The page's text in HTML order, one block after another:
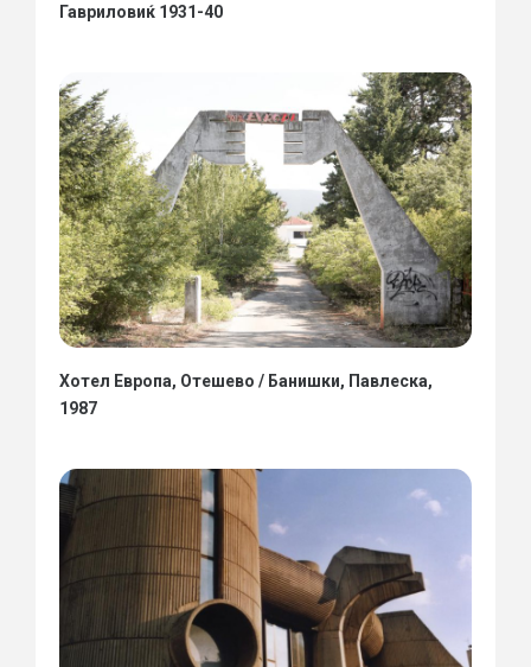
Гавриловиќ 1931-40
Хотел Европа, Отешево / Банишки, Павлеска,
1987